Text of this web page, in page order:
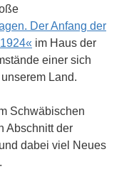
Der Anfang der
im Haus der
einer sich
Land.
Schwäbischen
Abschnitt der
dabei viel Neues